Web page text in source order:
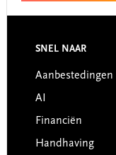
Footer
SNEL NAAR
Aanbestedingen
AI
Financiën
Handhaving